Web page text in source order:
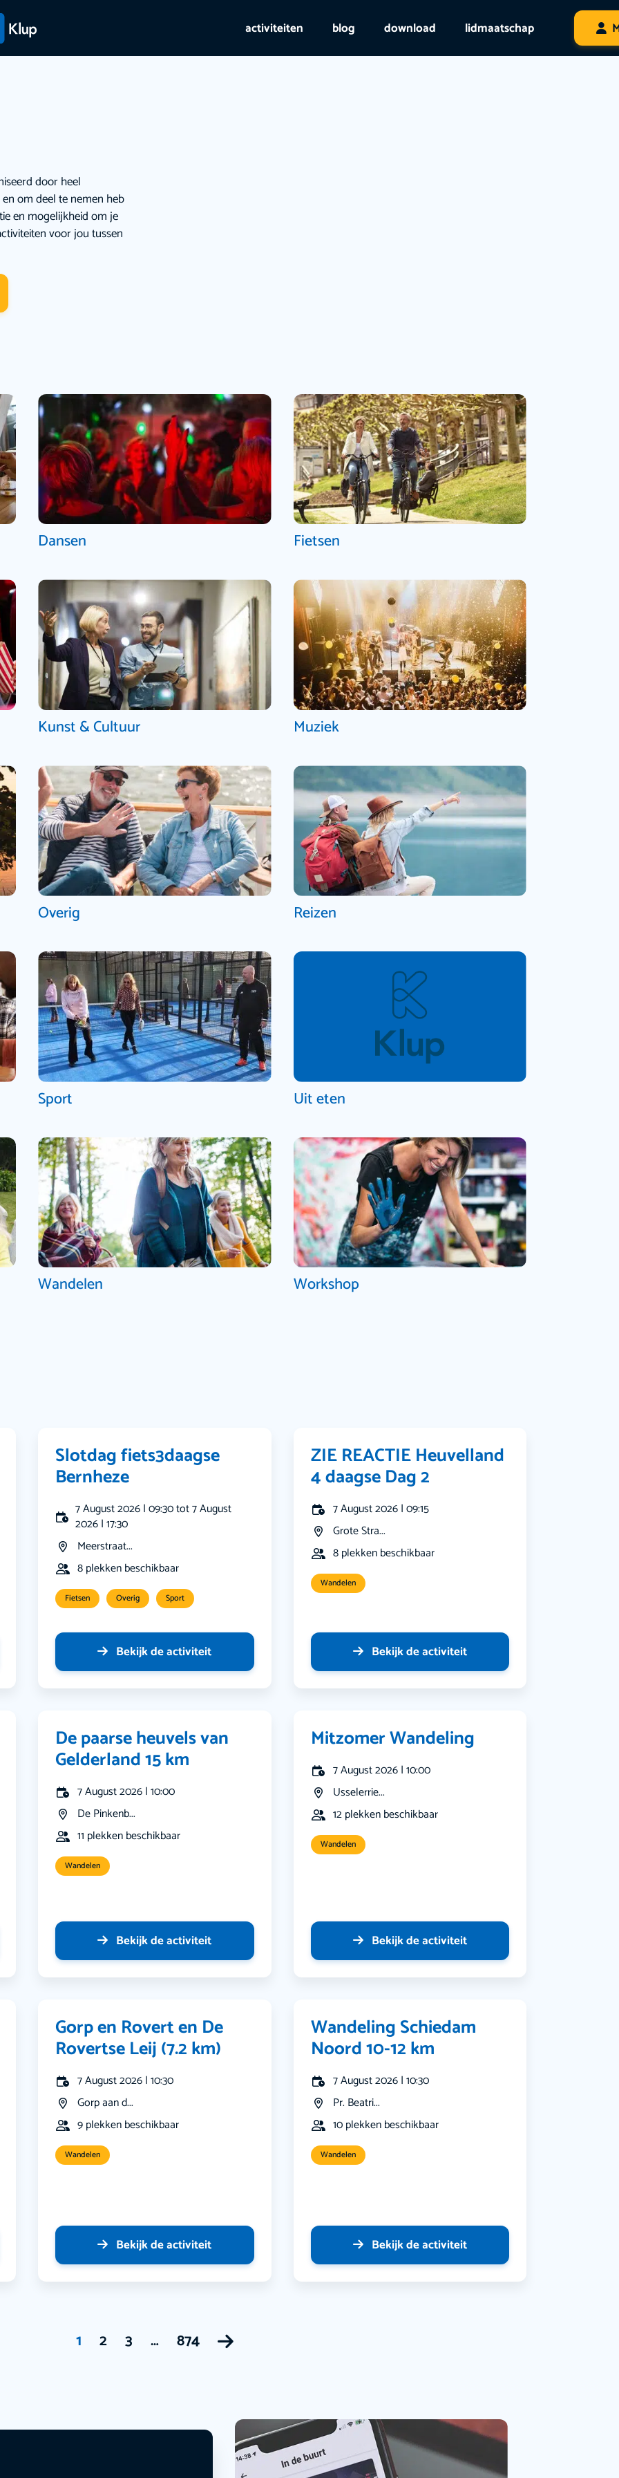
activiteiten blog download lidmaatschap
door heel
om deel te nemen heb
en mogelijkheid om je
voor jou tussen
Dansen Fietsen
Kunst & Cultuur Muziek
Overig Reizen
Sport Uit eten
Wandelen Workshop
Slotdag fiets3daagse
Bernheze
7 August 2026 | 09:30 tot 7 August
2026 | 17:30
Meerstraat...
8 plekken beschikbaar
Fietsen Overig Sport
Bekijk de activiteit
ZIE REACTIE Heuvelland
4 daagse Dag 2
7 August 2026 | 09:15
Grote Stra...
8 plekken beschikbaar
Wandelen
Bekijk de activiteit
De paarse heuvels van
Gelderland 15 km
7 August 2026 | 10:00
De Pinkenb...
11 plekken beschikbaar
Wandelen
Bekijk de activiteit
Mitzomer Wandeling
7 August 2026 | 10:00
Usselerrie...
12 plekken beschikbaar
Wandelen
Bekijk de activiteit
Gorp en Rovert en De
Rovertse Leij (7.2 km)
7 August 2026 | 10:30
Gorp aan d...
9 plekken beschikbaar
Wandelen
Bekijk de activiteit
Wandeling Schiedam
Noord 10-12 km
7 August 2026 | 10:30
Pr. Beatri...
10 plekken beschikbaar
Wandelen
Bekijk de activiteit
1 2 3 … 874